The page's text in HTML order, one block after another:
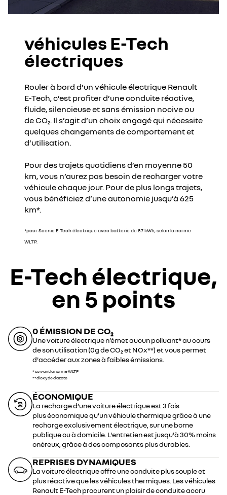
véhicules E-Tech
électriques
Rouler à bord d’un véhicule électrique Renault
E-Tech, c’est profiter d’une conduite réactive,
fluide, silencieuse et sans émission nocive ou
de CO₂. Il s’agit d’un choix engagé qui nécessite
quelques changements de comportement et
d’utilisation.
Pour des trajets quotidiens d’en moyenne 50
km, vous n’aurez pas besoin de recharger votre
véhicule chaque jour. Pour de plus longs trajets,
vous bénéficiez d’une autonomie jusqu’à 625
km*.
*pour Scenic E-Tech électrique avec batterie de 87 kWh, selon la norme
WLTP.
E-Tech électrique,
en 5 points
0 ÉMISSION DE CO₂
Une voiture électrique n’émet aucun polluant* au cours
de son utilisation (0g de CO₂ et NOx**) et vous permet
d'accéder aux zones à faibles émissions.
* suivant la norme WLTP
**dioxyde d’azote
ÉCONOMIQUE
La recharge d’une voiture électrique est 3 fois
plus économique qu’un véhicule thermique grâce à une
recharge exclusivement électrique, sur une borne
publique ou à domicile. L'entretien est jusqu'à 30% moins
onéreux, grâce à des composants plus durables.
REPRISES DYNAMIQUES
La voiture électrique offre une conduite plus souple et
plus réactive que les véhicules thermiques. Les véhicules
Renault E-Tech procurent un plaisir de conduite accru